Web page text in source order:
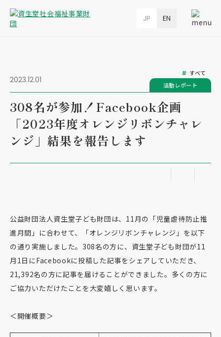
JP EN
2023.12.01
すべて
活動レポート
308名が参加！Facebook企画
「2023年度オレンジリボンチャレ
ンジ」結果を報告します
公益財団法人資生堂子ども財団は、11月の「児童虐待防止推
進月間」に合わせて、「オレンジリボンチャレンジ」を以下
の通り実施しました。308名の方に、資生堂子ども財団が11
月1日にFacebookに投稿した記事をシェアしていただき、
21,392名の方に記事を届けることができました。多くの方に
ご協力いただけたことを大変嬉しく思います。
＜開催概要＞